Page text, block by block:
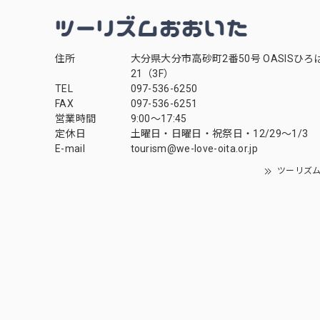
住所
大分県大分市高砂町2番50号 OASISひろ
21（3F）
TEL
097-536-6250
FAX
097-536-6251
営業時間
9:00～17:45
定休日
土曜日・日曜日・祝祭日・12/29～1/3
E-mail
tourism@we-love-oita.or.jp
ツーリズ